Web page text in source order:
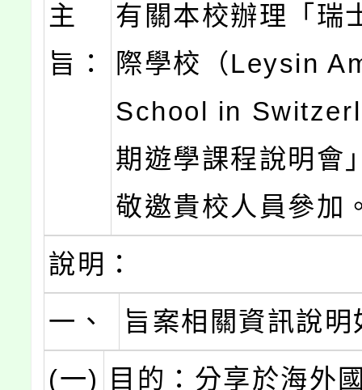
主
旨：
有關本校辦理「瑞
際學校（Leysin
School in
期遊學課程說明會
敬邀貴校人員參加
說明：
一、
旨案相關資訊說明
(一)
目的：分享於海外